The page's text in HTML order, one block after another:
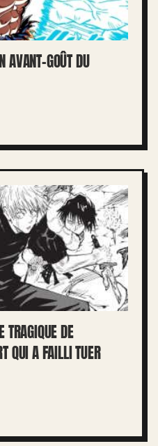
AVANT-GOÛT DU
DE
QUI A FAILLI TUER